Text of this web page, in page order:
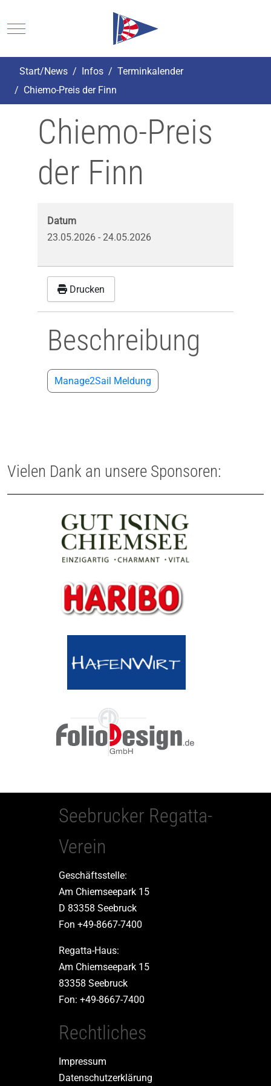
Mobile Menu Toggle
Start/News Infos
Terminkalender
Chiemo-Preis der Finn
Chiemo-Preis
der Finn
Datum
23.05.2026 - 24.05.2026
Drucken
Beschreibung
Manage2Sail Meldung
Vielen Dank an unsere Sponsoren:
Seebrucker Regatta-
Verein
Geschäftsstelle:
Am Chiemseepark 15
D 83358 Seebruck
Fon +49-8667-7400
Regatta-Haus:
Am Chiemseepark 15
83358 Seebruck
Fon: +49-8667-7400
Rechtliches
Impressum
Datenschutzerklärung